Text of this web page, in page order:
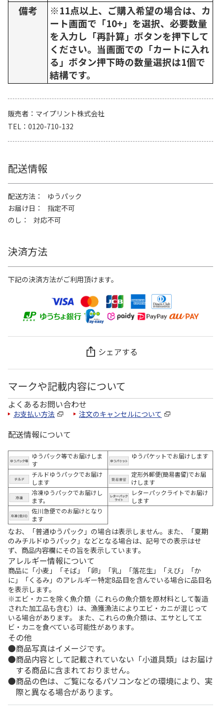
備考
※11点以上、ご購入希望の場合は、カ
ート画面で「10+」を選択、必要数量
を入力し「再計算」ボタンを押下して
ください。当画面での「カートに入れ
る」ボタン押下時の数量選択は1個で
結構です。
販売者
マイプリント株式会社
TEL
0120-710-132
配送情報
配送方法
ゆうパック
お届け日
指定不可
のし
対応不可
決済方法
下記の決済方法がご利用頂けます。
シェアする
マークや記載内容について
よくあるお問い合わせ
お支払い方法 注文のキャンセルについて
配送情報について
ゆうパック等でお届けしま
す
ゆうパケットでお届けします
チルドゆうパックでお届け
します
定形外郵便(簡易書留)でお届
けします
冷凍ゆうパックでお届けし
ます。
レターパックライトでお届け
します
佐川急便でのお届けとなり
ます
なお、「普通ゆうパック」の場合は表示しません。また、「夏期
のみチルドゆうパック」などとなる場合は、記号での表示はせ
ず、商品内容欄にその旨を表示しています。
アレルギー情報について
商品に「小麦」「そば」「卵」「乳」「落花生」「えび」「か
に」「くるみ」のアレルギー特定8品目を含んでいる場合に品目名
を表示します。
※エビ・カニを除く魚介類（これらの魚介類を原材料として製造
された加工品も含む）は、漁獲漁法によりエビ・カニが混じって
いる場合があります。 また、これらの魚介類は、エサとしてエ
ビ・カニを食べている可能性があります。
その他
商品写真はイメージです。
商品内容として記載されていない「小道具類」はお届け
する商品に含まれておりません。
商品の色は、ご覧になるパソコンなどの環境により、実
際と異なる場合があります。